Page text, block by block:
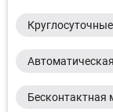
Круглосуточные
Бесконтактная